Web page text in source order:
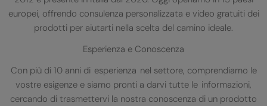
europei, offrendo consulenza personalizzata e video gratuiti dei
prodotti per aiutarti nella scelta del camino ideale.
Esperienza e Conoscenza
Con più di 10 anni di esperienza nel settore, comprendiamo le
vostre esigenze e siamo pronti a darvi tutte le informazioni,
cercando di trasmettervi la nostra conoscenza di un prodotto